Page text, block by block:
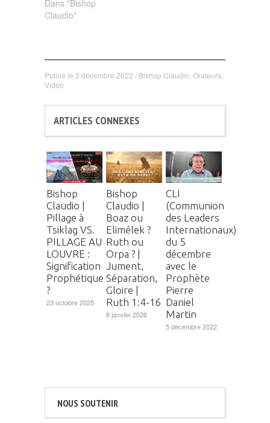
Dans "Bishop
Claudio"
Publié le 2 décembre 2022 / Bishop Claudio Orateurs
Vidéo
ARTICLES CONNEXES
Bishop
Claudio |
Pillage à
Tsiklag VS.
PILLAGE AU
LOUVRE :
Signification
Prophétique
?
23 octobre 2025
Bishop
Claudio |
Boaz ou
Elimélek ?
Ruth ou
Orpa ? |
Jument,
Séparation,
Gloire |
Ruth 1:4-16
8 janvier 2026
CLI
(Communion
des Leaders
Internationaux)
du 5
décembre
avec le
Prophète
Pierre
Daniel
Martin
5 décembre 2022
NOUS SOUTENIR